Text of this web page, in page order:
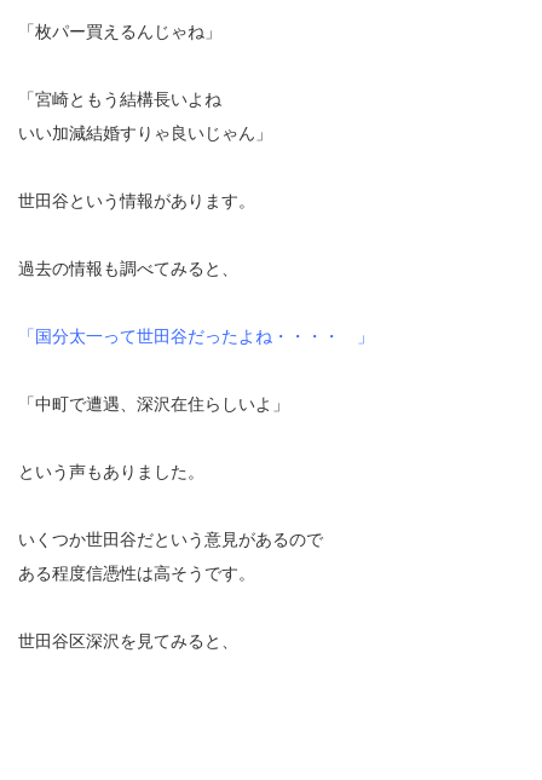
「枚パー買えるんじゃね」
「宮崎ともう結構長いよね
いい加減結婚すりゃ良いじゃん」
世田谷という情報があります。
過去の情報も調べてみると、
「国分太一って世田谷だったよね・・・・ 」
「中町で遭遇、深沢在住らしいよ」
という声もありました。
いくつか世田谷だという意見があるので
ある程度信憑性は高そうです。
世田谷区深沢を見てみると、